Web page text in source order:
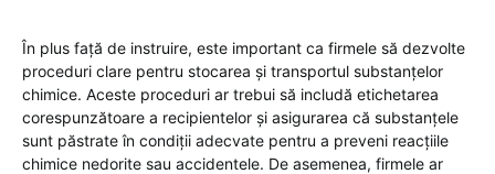
În plus față de instruire, este important ca firmele să dezvolte
proceduri clare pentru stocarea și transportul substanțelor
chimice. Aceste proceduri ar trebui să includă etichetarea
corespunzătoare a recipientelor și asigurarea că substanțele
sunt păstrate în condiții adecvate pentru a preveni reacțiile
chimice nedorite sau accidentele. De asemenea, firmele ar